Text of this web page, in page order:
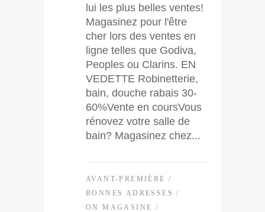
lui les plus belles ventes!
Magasinez pour l'être
cher lors des ventes en
ligne telles que Godiva,
Peoples ou Clarins. EN
VEDETTE Robinetterie,
bain, douche rabais 30-
60%Vente en coursVous
rénovez votre salle de
bain? Magasinez chez...
AVANT-PREMIÈRE /
BONNES ADRESSES /
ON MAGASINE /